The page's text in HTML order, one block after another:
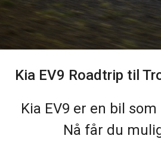
Kia EV9 Roadtrip til
Kia EV9 er en bil
Nå får du